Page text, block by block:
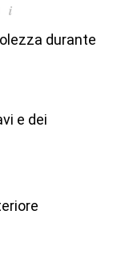
i
durante
e dei